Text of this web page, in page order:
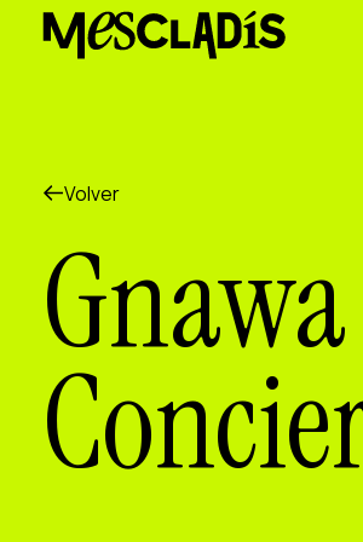
Productora social
Agenda
Nuestros talleres
Contacto
Volver